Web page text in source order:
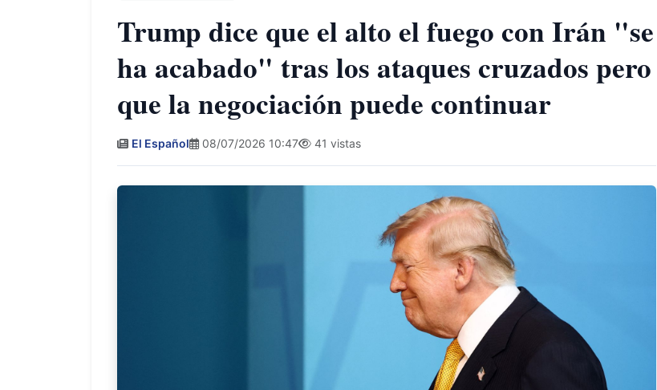
Trump dice que el alto el fuego con Irán "se
ha acabado" tras los ataques cruzados pero
que la negociación puede continuar
El Español 08/07/2026 10:47 41 vistas